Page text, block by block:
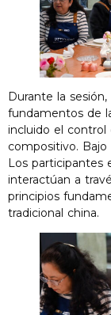
Durante la
fundamentos de
incluido el
compositivo. Bajo
Los participantes
interactúan a
principios
tradicional china.